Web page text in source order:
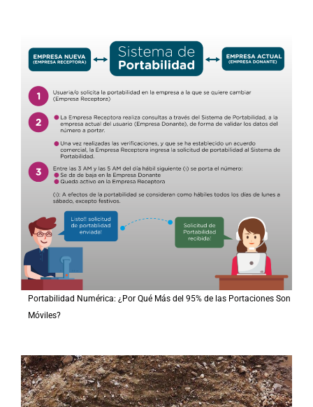
Portabilidad Numérica: ¿Por Qué Más del 95% de las Portaciones Son
Móviles?